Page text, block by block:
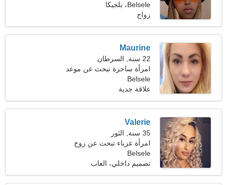
Belsele، بلجيكا
زواج
Maurine
22 سنة, السرطان
امرأة ساحرة تبحث عن موعد
Belsele
علاقة جدية
Valerie
35 سنة, الثور
امرأة عزباء تبحث عن زوج
41-43
Belsele
تصميم داخلي، العاب
الكترونية